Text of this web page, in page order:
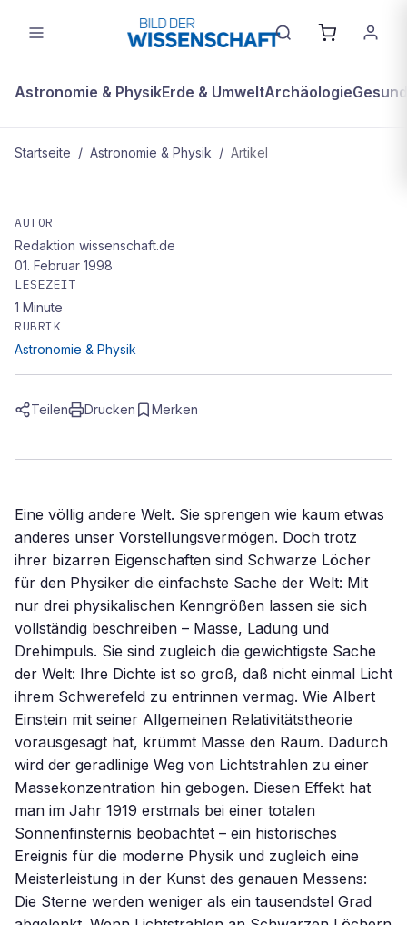
Astronomie & PhysikErde & UmweltArchäologie
Startseite / Astronomie & Physik / Artikel
Sturz in den Schlund
AUTOR
Redaktion wissenschaft.de
01. Februar 1998
LESEZEIT
1 Minute
RUBRIK
Astronomie & Physik
Teilen Drucken Merken
Eine völlig andere Welt. Sie sprengen wie kaum etwas
anderes unser Vorstellungsvermögen. Doch trotz
ihrer bizarren Eigenschaften sind Schwarze Löcher
für den Physiker die einfachste Sache der Welt: Mit
nur drei physikalischen Kenngrößen lassen sie sich
vollständig beschreiben – Masse, Ladung und
Drehimpuls. Sie sind zugleich die gewichtigste Sache
der Welt: Ihre Dichte ist so groß, daß nicht einmal Licht
ihrem Schwerefeld zu entrinnen vermag. Wie Albert
Einstein mit seiner Allgemeinen Relativitätstheorie
vorausgesagt hat, krümmt Masse den Raum. Dadurch
wird der geradlinige Weg von Lichtstrahlen zu einer
Massekonzentration hin gebogen. Diesen Effekt hat
man im Jahr 1919 erstmals bei einer totalen
Sonnenfinsternis beobachtet – ein historisches
Ereignis für die moderne Physik und zugleich eine
Meisterleistung in der Kunst des genauen Messens:
Die Sterne werden weniger als ein tausendstel Grad